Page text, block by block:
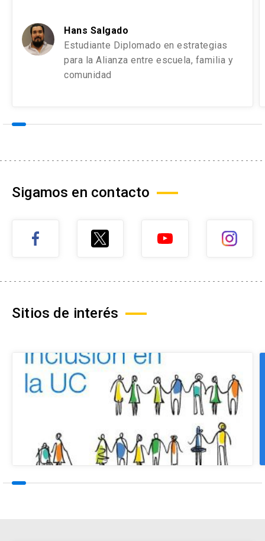
Hans Salgado
Estudiante Diplomado en estrategias
para la Alianza entre escuela, familia y
comunidad
Sigamos en contacto
Sitios de interés